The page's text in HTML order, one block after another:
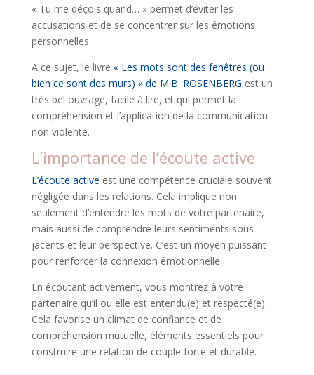
« Tu me déçois quand… » permet d’éviter les
accusations et de se concentrer sur les émotions
personnelles.
A ce sujet, le livre « Les mots sont des fenêtres (ou
bien ce sont des murs) » de M.B. ROSENBERG est un
très bel ouvrage, facile à lire, et qui permet la
compréhension et l’application de la communication
non violente.
L’importance de l’écoute active
L’écoute active est une compétence cruciale souvent
négligée dans les relations. Cela implique non
seulement d’entendre les mots de votre partenaire,
mais aussi de comprendre leurs sentiments sous-
jacents et leur perspective. C’est un moyen puissant
pour renforcer la connexion émotionnelle.
En écoutant activement, vous montrez à votre
partenaire qu’il ou elle est entendu(e) et respecté(e).
Cela favorise un climat de confiance et de
compréhension mutuelle, éléments essentiels pour
construire une relation de couple forte et durable.